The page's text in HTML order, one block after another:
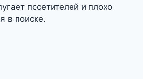
посетителей и плохо
в поиске.